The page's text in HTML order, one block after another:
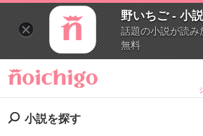
野いちご - 小
話題の小説が読み
無料
小説を探す